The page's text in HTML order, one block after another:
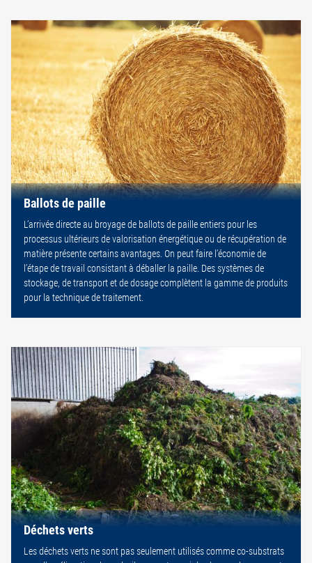
Ballots de paille
L’arrivée directe au broyage de ballots de paille entiers pour les
processus ultérieurs de valorisation énergétique ou de récupération de
matière présente certains avantages. On peut faire l’économie de
l’étape de travail consistant à déballer la paille. Des systèmes de
stockage, de transport et de dosage complètent la gamme de produits
pour la technique de traitement.
Déchets verts
Les déchets verts ne sont pas seulement utilisés comme co-substrats